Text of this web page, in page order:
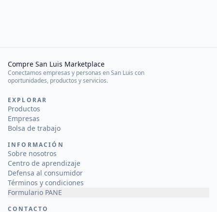
Compre San Luis Marketplace
Conectamos empresas y personas en San Luis con
oportunidades, productos y servicios.
EXPLORAR
Productos
Empresas
Bolsa de trabajo
INFORMACIÓN
Sobre nosotros
Centro de aprendizaje
Defensa al consumidor
Términos y condiciones
Formulario PANE
CONTACTO